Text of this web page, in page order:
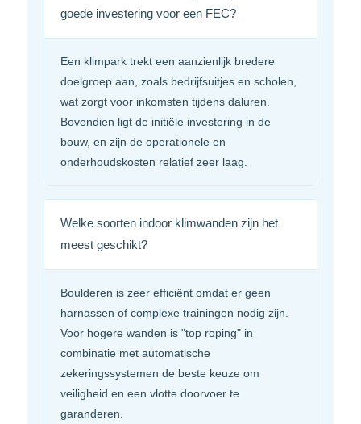
goede investering voor een FEC?
Een klimpark trekt een aanzienlijk bredere
doelgroep aan, zoals bedrijfsuitjes en scholen,
wat zorgt voor inkomsten tijdens daluren.
Bovendien ligt de initiële investering in de
bouw, en zijn de operationele en
onderhoudskosten relatief zeer laag.
Welke soorten indoor klimwanden zijn het
meest geschikt?
Boulderen is zeer efficiënt omdat er geen
harnassen of complexe trainingen nodig zijn.
Voor hogere wanden is "top roping" in
combinatie met automatische
zekeringssystemen de beste keuze om
veiligheid en een vlotte doorvoer te
garanderen.